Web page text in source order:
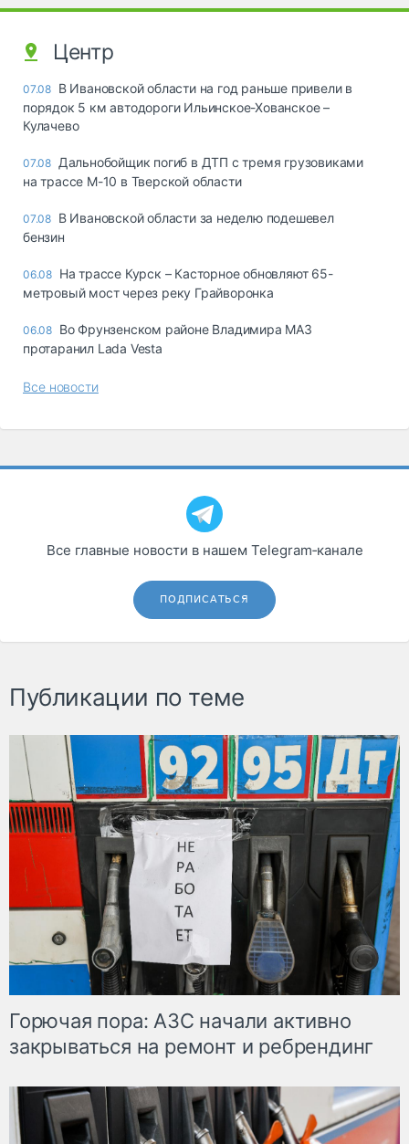
Центр
07.08 В Ивановской области на год раньше привели в
порядок 5 км автодороги Ильинское-Хованское –
Кулачево
07.08 Дальнобойщик погиб в ДТП с тремя грузовиками
на трассе М-10 в Тверской области
07.08 В Ивановской области за неделю подешевел
бензин
06.08 На трассе Курск – Касторное обновляют 65-
метровый мост через реку Грайворонка
06.08 Во Фрунзенском районе Владимира МАЗ
протаранил Lada Vesta
Все новости
Все главные новости в нашем Telegram‑канале
ПОДПИСАТЬСЯ
Публикации по теме
Горючая пора: АЗС начали активно
закрываться на ремонт и ребрендинг